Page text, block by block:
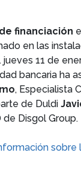
financiación
en las
11 de
bancaria ha
, Especialista
de Duldi
de Disgol Group.
sobre